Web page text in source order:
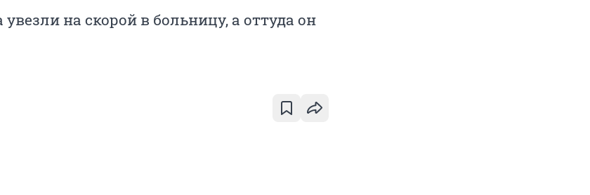
на скорой в больницу, а оттуда он